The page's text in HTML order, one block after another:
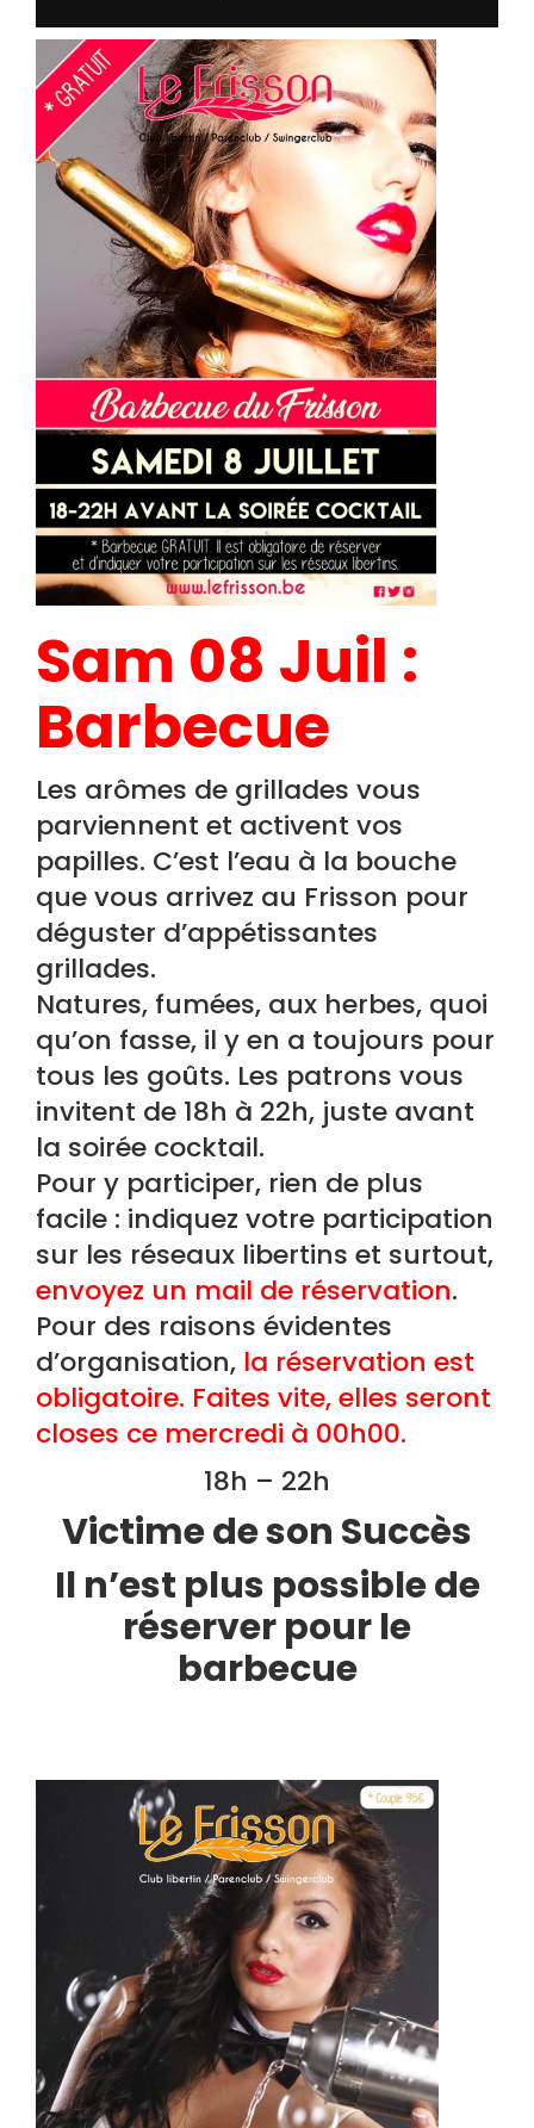
Sam 08 Juil :
Barbecue
Les arômes de grillades vous
parviennent et activent vos
papilles. C’est l’eau à la bouche
que vous arrivez au Frisson pour
déguster d’appétissantes
grillades.
Natures, fumées, aux herbes, quoi
qu’on fasse, il y en a toujours pour
tous les goûts. Les patrons vous
invitent de 18h à 22h, juste avant
la soirée cocktail.
Pour y participer, rien de plus
facile : indiquez votre participation
sur les réseaux libertins et surtout,
envoyez un mail de réservation.
Pour des raisons évidentes
d’organisation, la réservation est
obligatoire. Faites vite, elles seront
closes ce mercredi à 00h00.
18h – 22h
Victime de son Succès
Il n’est plus possible de
réserver pour le
barbecue